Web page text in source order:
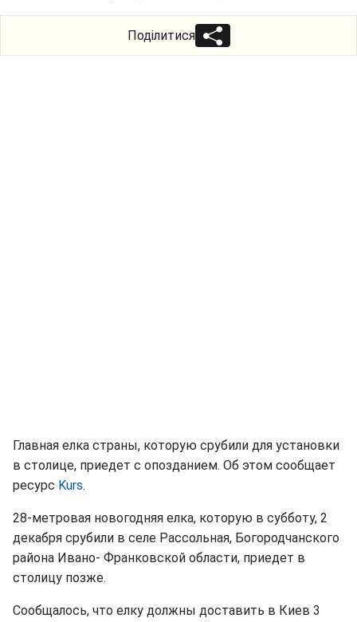
Поділитися
Главная елка страны, которую срубили для установки
в столице, приедет с опозданием. Об этом сообщает
ресурс Kurs.
28-метровая новогодняя елка, которую в субботу, 2
декабря срубили в селе Рассольная, Богородчанского
района Ивано- Франковской области, приедет в
столицу позже.
Сообщалось, что елку должны доставить в Киев 3